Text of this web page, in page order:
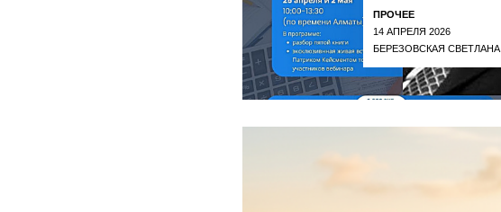
ПРОЧЕЕ
14 АПРЕЛЯ 2026
БЕРЕЗОВСКАЯ СВЕТЛАНА